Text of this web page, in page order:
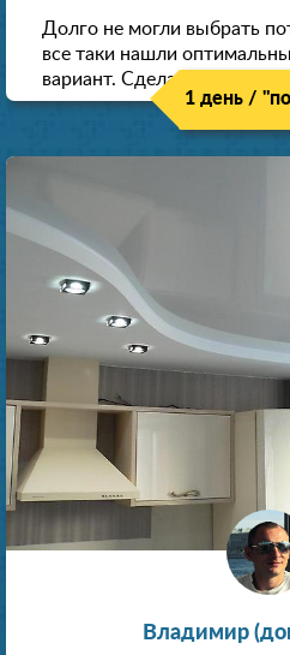
Долго не могли выбрать
все таки нашли
вариант. Сделали скидку
1 день /
Владимир